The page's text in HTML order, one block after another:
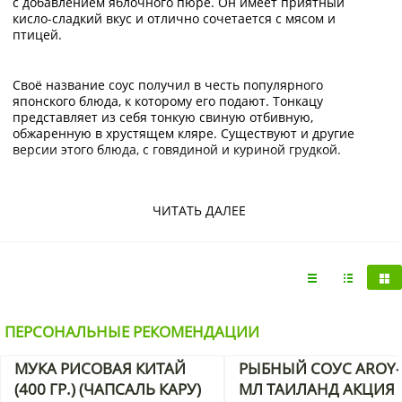
ЧИТАТЬ ДАЛЕЕ
кисло-сладкий вкус и отлично сочетается с мясом и
птицей.
Своё название соус получил в честь популярного
японского блюда, к которому его подают. Тонкацу
представляет из себя тонкую свиную отбивную,
обжаренную в хрустящем кляре. Существуют и другие
версии этого блюда, с говядиной и куриной грудкой.
конце 19-го века, он успел завоевать сердца как японцев,
фруктовых кислот. Пропитанная соусом отбивная
Соус не только значительно улучшает вкус еды, но и
ПЕРСОНАЛЬНЫЕ РЕКОМЕНДАЦИИ
МУКА РИСОВАЯ КИТАЙ
(400 ГР.) (ЧАПСАЛЬ КАРУ)
РЫБНЫЙ СОУС AROY-
МЛ ТАИЛАНД АКЦИЯ